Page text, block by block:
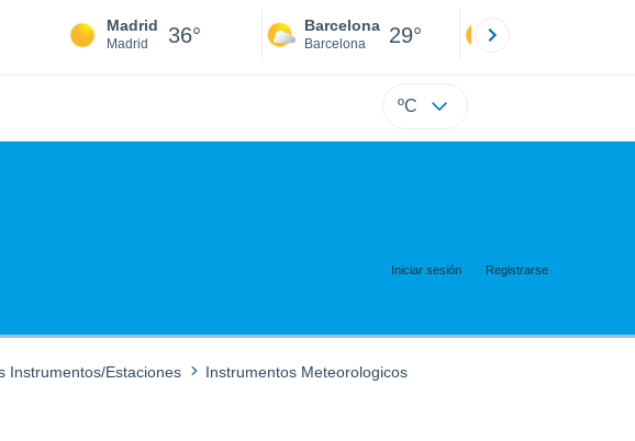
Madrid
Madrid 36° Barcelona
Barcelona 29°
ºC
Iniciar sesión Registrarse
Instrumentos/Estaciones Instrumentos Meteorologicos